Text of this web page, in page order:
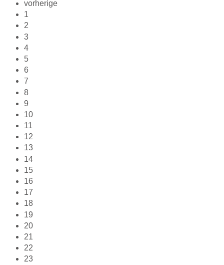
vorherige
1
2
3
4
5
6
7
8
9
10
11
12
13
14
15
16
17
18
19
20
21
22
23